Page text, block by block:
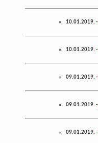
10.01.2019.-
10.01.2019.-
09.01.2019.-
09.01.2019.-
09.01.2019.-